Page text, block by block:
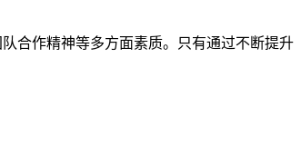
合作精神等多方面素质。只有通过不断提升